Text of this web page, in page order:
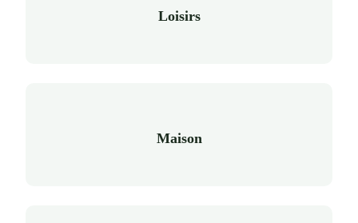
Loisirs
Maison